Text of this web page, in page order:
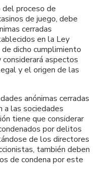
del proceso de
de juego, debe
cerradas
en la Ley
dicho cumplimiento
aspectos
y el origen de las
anónimas cerradas
a las sociedades
tiene que considerar
por delitos
de los directores
también deben
de condena por este